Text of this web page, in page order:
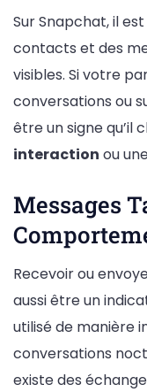
Sur Snapchat, il
contacts et des
visibles. Si votre
conversations ou
être un signe qu’il
interaction ou
Messages
Recevoir ou
aussi être un
utilisé de manière
conversations
existe des